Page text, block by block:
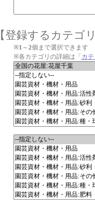
【登録するカテゴ
※1 ～ 2個まで選択できます
※各カテゴリの詳細は「 カ